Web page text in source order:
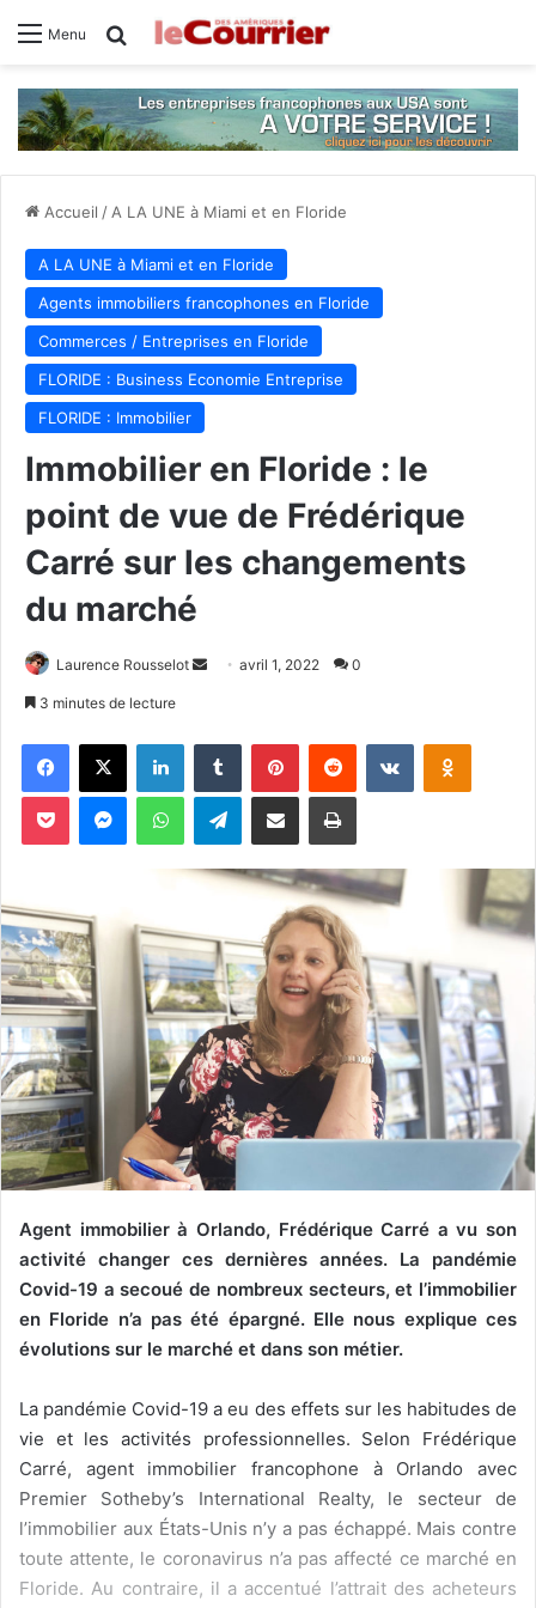
Menu Rechercher
Accueil / A LA UNE à Miami et en Floride
A LA UNE à Miami et en Floride
Agents immobiliers francophones en Floride
Commerces / Entreprises en Floride
FLORIDE : Business Economie Entreprise
FLORIDE : Immobilier
Immobilier en Floride : le
point de vue de Frédérique
Carré sur les changements
du marché
Laurence Rousselot
Envoyeravril 1, 2022 0
3 minutes de lecture
Facebook
X LinkedinTumblr PinterestReddit VKontakte
Pocket MessengerWhatsAppTelegramPartager par email Imprimer
Agent immobilier à Orlando, Frédérique Carré a vu son
activité changer ces dernières années. La pandémie
Covid-19 a secoué de nombreux secteurs, et l’immobilier
en Floride n’a pas été épargné. Elle nous explique ces
évolutions sur le marché et dans son métier.
La pandémie Covid-19 a eu des effets sur les habitudes de
vie et les activités professionnelles. Selon Frédérique
Carré, agent immobilier francophone à Orlando avec
Premier Sotheby’s International Realty, le secteur de
l’immobilier aux États-Unis n’y a pas échappé. Mais contre
toute attente, le coronavirus n’a pas affecté ce marché en
Floride. Au contraire, il a accentué l’attrait des acheteurs